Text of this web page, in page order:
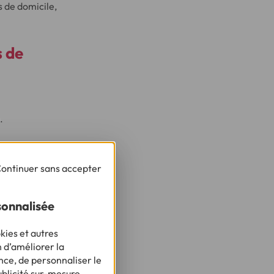
de domicile,
de
sans accepter
et autres
la
de personnaliser le